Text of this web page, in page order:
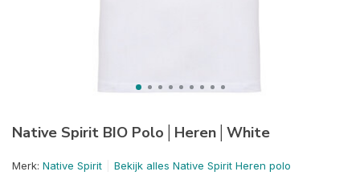
Native Spirit BIO Polo│Heren│White
Merk: Native Spirit Bekijk alles Native Spirit Heren polo